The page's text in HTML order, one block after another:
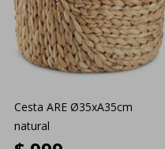
Cesta ARE Ø35xA35cm
natural